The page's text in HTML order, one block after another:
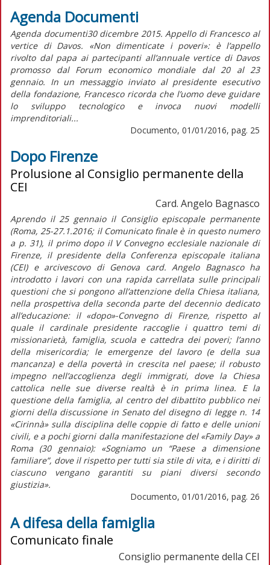
Agenda Documenti
Agenda documenti30 dicembre 2015. Appello di Francesco al
vertice di Davos. «Non dimenticate i poveri»: è l’appello
rivolto dal papa ai partecipanti all’annuale vertice di Davos
promosso dal Forum economico mondiale dal 20 al 23
gennaio. In un messaggio inviato al presidente esecutivo
della fondazione, Francesco ricorda che l’uomo deve guidare
lo sviluppo tecnologico e invoca nuovi modelli
imprenditoriali...
Documento, 01/01/2016, pag. 25
Dopo Firenze
Prolusione al Consiglio permanente della
CEI
Card. Angelo Bagnasco
Aprendo il 25 gennaio il Consiglio episcopale permanente
(Roma, 25-27.1.2016; il Comunicato finale è in questo numero
a p. 31), il primo dopo il V Convegno ecclesiale nazionale di
Firenze, il presidente della Conferenza episcopale italiana
(CEI) e arcivescovo di Genova card. Angelo Bagnasco ha
introdotto i lavori con una rapida carrellata sulle principali
questioni che si pongono all’attenzione della Chiesa italiana,
nella prospettiva della seconda parte del decennio dedicato
all’educazione: il «dopo»-Convegno di Firenze, rispetto al
quale il cardinale presidente raccoglie i quattro temi di
missionarietà, famiglia, scuola e cattedra dei poveri; l’anno
della misericordia; le emergenze del lavoro (e della sua
mancanza) e della povertà in crescita nel paese; il robusto
impegno nell’accoglienza degli immigrati, dove la Chiesa
cattolica nelle sue diverse realtà è in prima linea. E la
questione della famiglia, al centro del dibattito pubblico nei
giorni della discussione in Senato del disegno di legge n. 14
«Cirinnà» sulla disciplina delle coppie di fatto e delle unioni
civili, e a pochi giorni dalla manifestazione del «Family Day» a
Roma (30 gennaio): «Sogniamo un “Paese a dimensione
familiare”, dove il rispetto per tutti sia stile di vita, e i diritti di
ciascuno vengano garantiti su piani diversi secondo
giustizia».
Documento, 01/01/2016, pag. 26
A difesa della famiglia
Comunicato finale
Consiglio permanente della CEI